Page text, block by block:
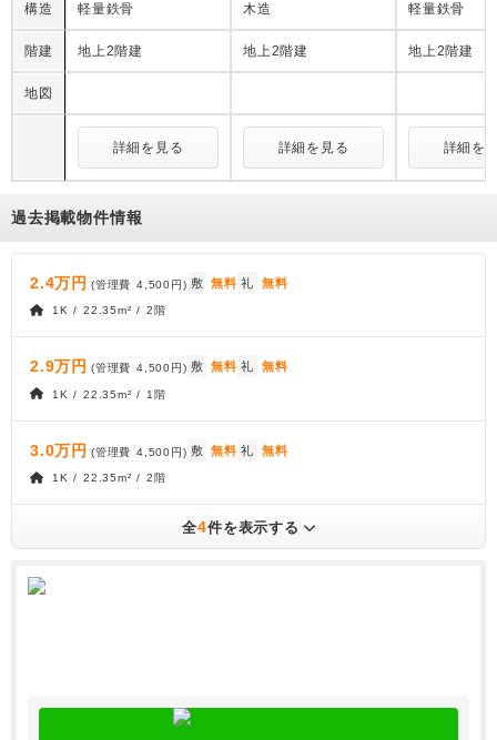
構造 軽量鉄骨 木造 軽量鉄骨
階建 地上2階建 地上2階建 地上2階建
地図
詳細を見る 詳細を見る 詳細を
過去掲載物件情報
2.4万円 (管理費 4,500円) 敷 無料 礼 無料
1K / 22.35m² / 2階
2.9万円 (管理費 4,500円 ) 敷 無料 礼 無料
1K / 22.35m² / 1階
3.0万円 (管理費 4,500円) 敷 無料 礼 無料
1K / 22.35m² / 2階
全4件を表示する